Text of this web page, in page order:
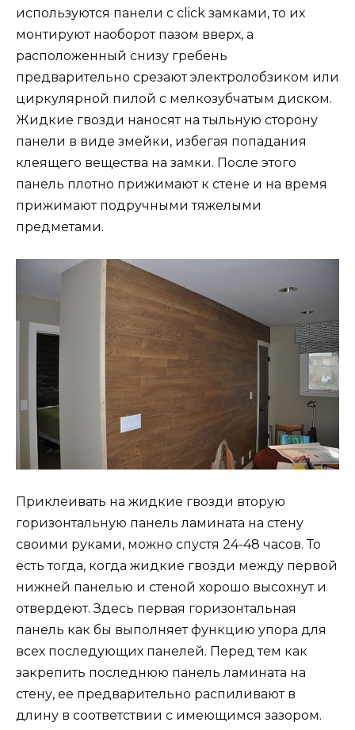
используются панели с click замками, то их
монтируют наоборот пазом вверх, а
расположенный снизу гребень
предварительно срезают электролобзиком или
циркулярной пилой с мелкозубчатым диском.
Жидкие гвозди наносят на тыльную сторону
панели в виде змейки, избегая попадания
клеящего вещества на замки. После этого
панель плотно прижимают к стене и на время
прижимают подручными тяжелыми
предметами.
Приклеивать на жидкие гвозди вторую
горизонтальную панель ламината на стену
своими руками, можно спустя 24-48 часов. То
есть тогда, когда жидкие гвозди между первой
нижней панелью и стеной хорошо высохнут и
отвердеют. Здесь первая горизонтальная
панель как бы выполняет функцию упора для
всех последующих панелей. Перед тем как
закрепить последнюю панель ламината на
стену, ее предварительно распиливают в
длину в соответствии с имеющимся зазором.